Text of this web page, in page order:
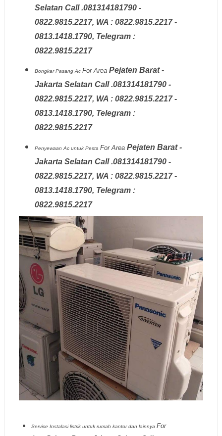
Selatan Call .081314181790 -
0822.9815.2217, WA : 0822.9815.2217 -
0813.1418.1790, Telegram :
0822.9815.2217
Bongkar Pasang Ac For Area Pejaten Barat -
Jakarta Selatan Call .081314181790 -
0822.9815.2217, WA : 0822.9815.2217 -
0813.1418.1790, Telegram :
0822.9815.2217
Penyewaan Ac untuk Pesta For Area Pejaten Barat -
Jakarta Selatan Call .081314181790 -
0822.9815.2217, WA : 0822.9815.2217 -
0813.1418.1790, Telegram :
0822.9815.2217
Service Instalasi listrik untuk rumah kantor dan lainnya For